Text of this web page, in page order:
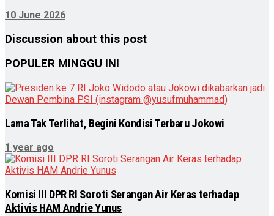
10 June 2026
Discussion about this post
POPULER MINGGU INI
Lama Tak Terlihat, Begini Kondisi Terbaru Jokowi
1 year ago
Komisi III DPR RI Soroti Serangan Air Keras terhadap
Aktivis HAM Andrie Yunus